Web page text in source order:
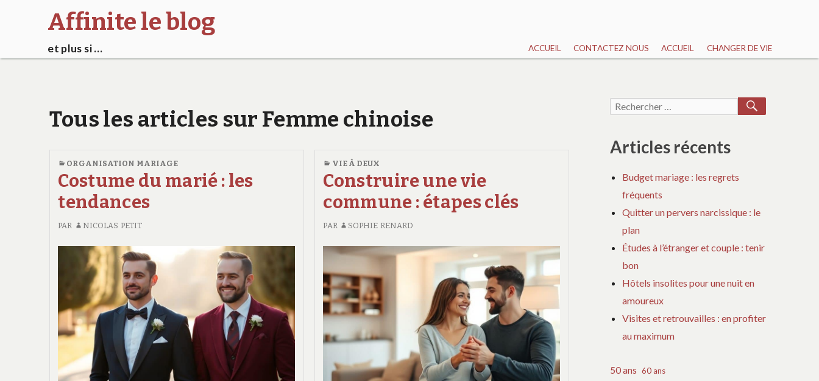
Affinite le blog
et plus si … ACCUEIL CONTACTEZ NOUS ACCUEIL CHANGER DE VIE
Tous les articles sur Femme chinoise
ORGANISATION MARIAGE
Costume du marié : les
tendances
PAR NICOLAS PETIT
VIE À DEUX
Construire une vie
commune : étapes clés
PAR SOPHIE RENARD
Recherche
Articles récents
Budget mariage : les regrets
fréquents
Quitter un pervers narcissique : le
plan
Études à l’étranger et couple : tenir
bon
Hôtels insolites pour une nuit en
amoureux
Visites et retrouvailles : en profiter
au maximum
50 ans 60 ans